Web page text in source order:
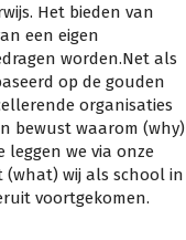
Het bieden van
een eigen
worden.Net als
op de gouden
organisaties
bewust waarom (why)
leggen we via onze
(what) wij als school in
voortgekomen.